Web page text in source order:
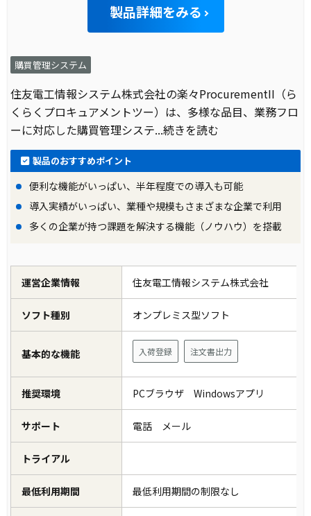
製品詳細をみる
購買管理システム
住友電工情報システム株式会社の楽々ProcurementII（ら
くらくプロキュアメントツー）は、多様な品目、業務フロ
ーに対応した購買管理システ...続きを読む
製品のおすすめポイント
便利な機能がいっぱい、半年程度での導入も可能
導入実績がいっぱい、業種や規模もさまざまな企業で利用
多くの企業が持つ課題を解決する機能（ノウハウ）を搭載
運営企業情報 住友電工情報システム株式会社
ソフト種別 オンプレミス型ソフト
基本的な機能 入荷登録 注文書出力
推奨環境 PCブラウザ Windowsアプリ
サポート 電話 メール
トライアル
最低利用期間 最低利用期間の制限なし